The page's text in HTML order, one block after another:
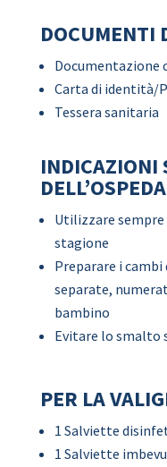
DOCUMENTI
Documentazione
Carta di identità/
Tessera sanitaria
INDICAZIONI
Utilizzare
stagione
Preparare i
separate,
bambino
Evitare lo smalto
PER LA
1 Salviette
1 Salviette